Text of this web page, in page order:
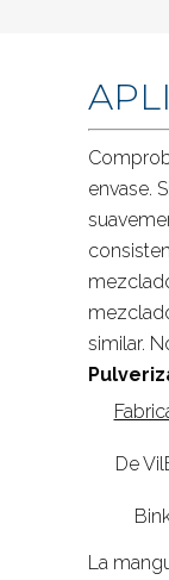
envase.
similar.
De
La